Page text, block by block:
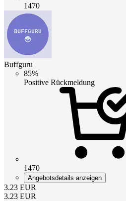
1470
Buffguru
85%
Positive Rückmeldung
1470
Angebotsdetails anzeigen
3.23 EUR
3.23 EUR